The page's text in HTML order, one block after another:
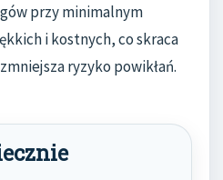
przy minimalnym
i kostnych, co skraca
ryzyko powikłań.